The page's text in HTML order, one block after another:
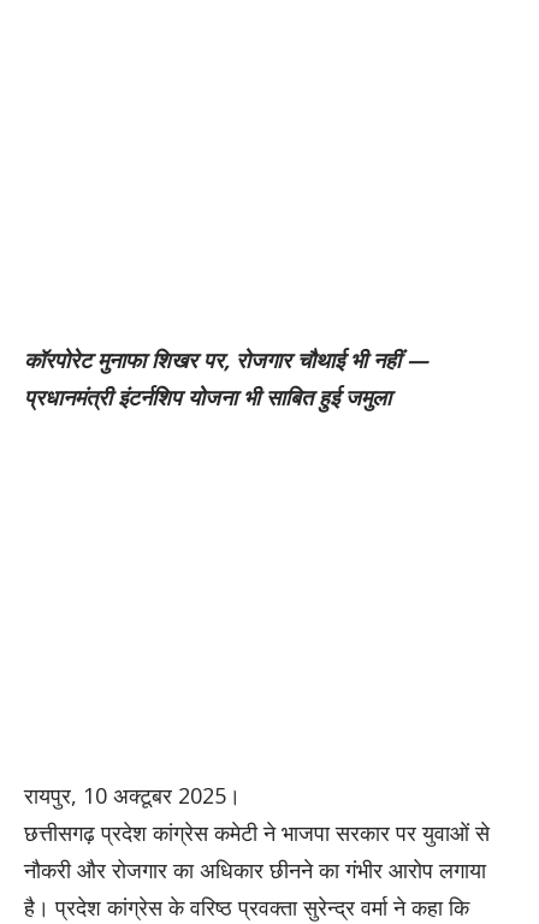
कॉरपोरेट मुनाफा शिखर पर, रोजगार चौथाई भी नहीं —
प्रधानमंत्री इंटर्नशिप योजना भी साबित हुई जमुला
रायपुर, 10 अक्टूबर 2025।
छत्तीसगढ़ प्रदेश कांग्रेस कमेटी ने भाजपा सरकार पर युवाओं से
नौकरी और रोजगार का अधिकार छीनने का गंभीर आरोप लगाया
है। प्रदेश कांग्रेस के वरिष्ठ प्रवक्ता सुरेन्द्र वर्मा ने कहा कि